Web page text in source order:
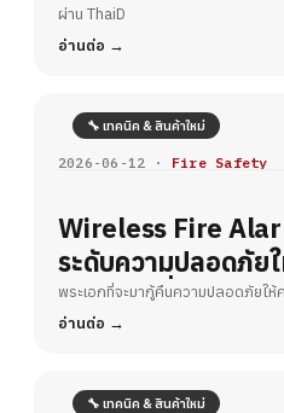
ผ่าน ThaiD
อ่านต่อ
🔧 เทคนิค & สินค้าใหม่
2026-06-12 · Fire Safety
Wireless Fire
ระดับความปลอดภัย
ขีดจำกัดเรื่องการเดิ
พระเอกที่จะมากู้คืนความปลอดภัยให้
อ่านต่อ
🔧 เทคนิค & สินค้าใหม่